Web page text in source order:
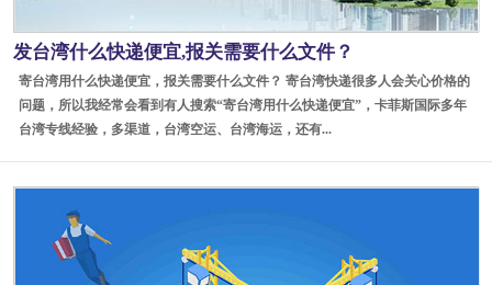
发台湾什么快递便宜,报关需要什么文件？
寄台湾用什么快递便宜，报关需要什么文件？ 寄台湾快递很多人会关心价格的
问题，所以我经常会看到有人搜索“寄台湾用什么快递便宜”，卡菲斯国际多年
台湾专线经验，多渠道，台湾空运、台湾海运，还有...